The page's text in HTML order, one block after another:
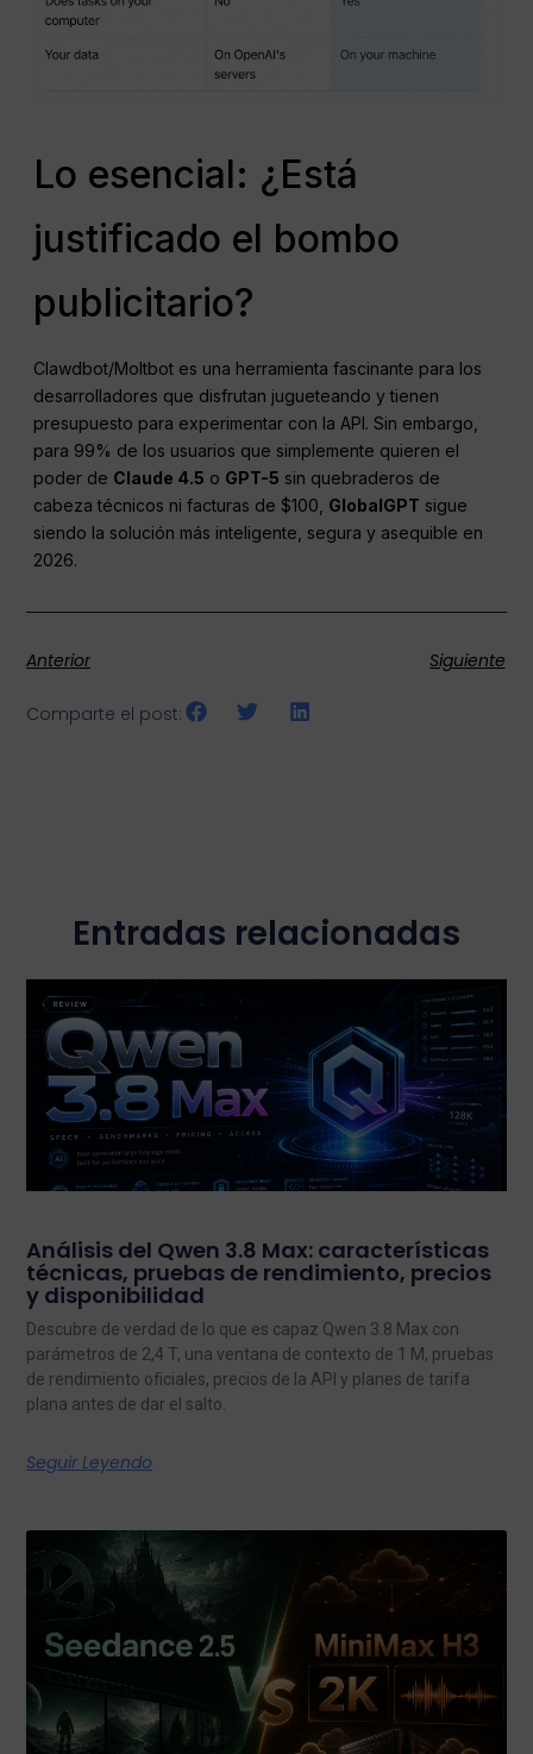
Lo esencial: ¿Está
justificado el bombo
publicitario?
Clawdbot/Moltbot es una herramienta fascinante para los
desarrolladores que disfrutan jugueteando y tienen
presupuesto para experimentar con la API. Sin embargo,
para 99% de los usuarios que simplemente quieren el
poder de Claude 4.5 o GPT-5 sin quebraderos de
cabeza técnicos ni facturas de $100, GlobalGPT sigue
siendo la solución más inteligente, segura y asequible en
2026.
Anterior Siguiente
Comparte el post:
Entradas relacionadas
Análisis del Qwen 3.8 Max: características
técnicas, pruebas de rendimiento, precios
y disponibilidad
Descubre de verdad de lo que es capaz Qwen 3.8 Max con
parámetros de 2,4 T, una ventana de contexto de 1 M, pruebas
de rendimiento oficiales, precios de la API y planes de tarifa
plana antes de dar el salto.
Seguir Leyendo